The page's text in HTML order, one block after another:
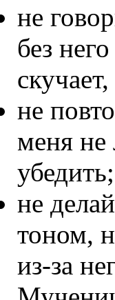
не
без
не
меня
убедить;
не
тоном,
из-за